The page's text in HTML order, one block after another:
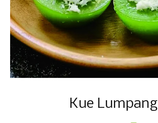
Kue Lumpang